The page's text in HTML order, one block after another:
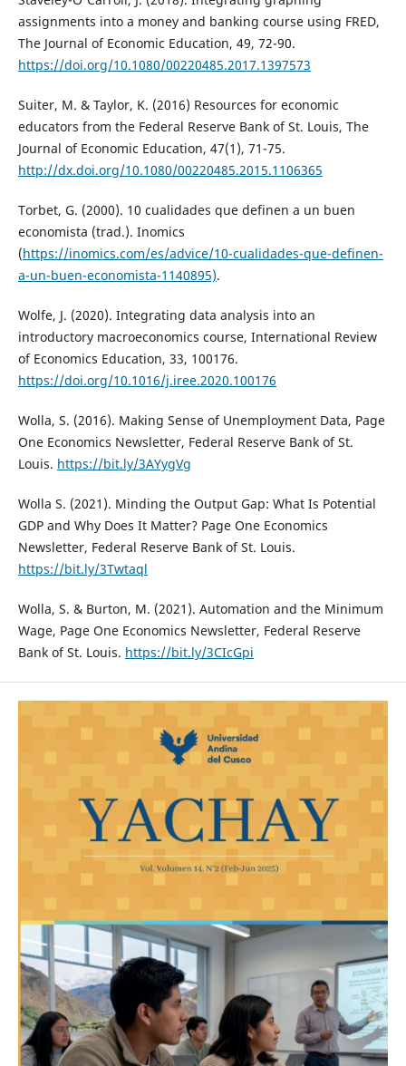
assignments into a money and banking course using FRED,
The Journal of Economic Education, 49, 72-90.
https://doi.org/10.1080/00220485.2017.1397573
Suiter, M. & Taylor, K. (2016) Resources for economic
educators from the Federal Reserve Bank of St. Louis, The
Journal of Economic Education, 47(1), 71-75.
http://dx.doi.org/10.1080/00220485.2015.1106365
Torbet, G. (2000). 10 cualidades que definen a un buen
economista (trad.). Inomics
(https://inomics.com/es/advice/10-cualidades-que-definen-
a-un-buen-economista-1140895).
Wolfe, J. (2020). Integrating data analysis into an
introductory macroeconomics course, International Review
of Economics Education, 33, 100176.
https://doi.org/10.1016/j.iree.2020.100176
Wolla, S. (2016). Making Sense of Unemployment Data, Page
One Economics Newsletter, Federal Reserve Bank of St.
Louis. https://bit.ly/3AYygVg
Wolla S. (2021). Minding the Output Gap: What Is Potential
GDP and Why Does It Matter? Page One Economics
Newsletter, Federal Reserve Bank of St. Louis.
https://bit.ly/3Twtaql
Wolla, S. & Burton, M. (2021). Automation and the Minimum
Wage, Page One Economics Newsletter, Federal Reserve
Bank of St. Louis. https://bit.ly/3CIcGpi